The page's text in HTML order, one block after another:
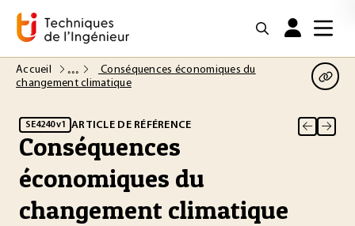
Accueil
Conséquences économiques du
changement climatique
SE4240 v1 ARTICLE DE RÉFÉRENCE
Conséquences
économiques du
changement climatique